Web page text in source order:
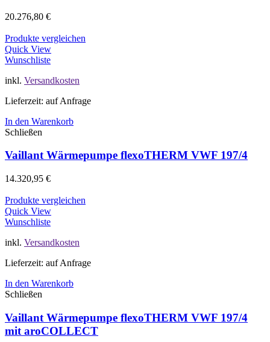
20.276,80 €
Produkte vergleichen
Quick View
Wunschliste
inkl. Versandkosten
Lieferzeit: auf Anfrage
In den Warenkorb
Schließen
Vaillant Wärmepumpe flexoTHERM VWF 197/4
14.320,95 €
Produkte vergleichen
Quick View
Wunschliste
inkl. Versandkosten
Lieferzeit: auf Anfrage
In den Warenkorb
Schließen
Vaillant Wärmepumpe flexoTHERM VWF 197/4
mit aroCOLLECT